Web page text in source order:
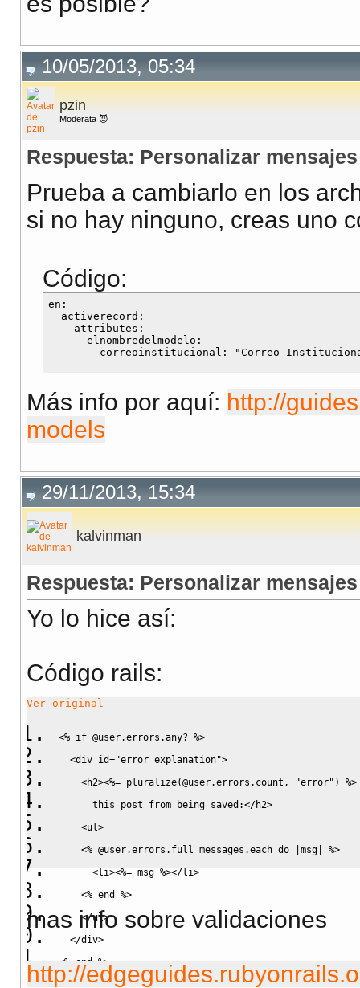
10/05/2013, 05:34
pzin
Moderata 😈
Respuesta: Personalizar
Prueba a cambiarlo en los
si no hay ninguno, creas uno
Código:
en:
  activerecord:
    attributes:
      elnombredelmodelo:
Más info por aquí: http://
models
29/11/2013, 15:34
kalvinman
Respuesta: Personalizar
Yo lo hice así:
Código rails:
Ver original
<% if @user.errors .any? %>
<div id="error_explanation">
<h2><%= pluralize(@user.errors . count , "error" ) %>
this post from being saved:</h2>
<ul>
<% @user.errors . full_messages .each do msg
%>
<li><%= msg %></li>
<% end
%>
</ul>
</div>
<%
end %>
mas info sobre validaciones
http://